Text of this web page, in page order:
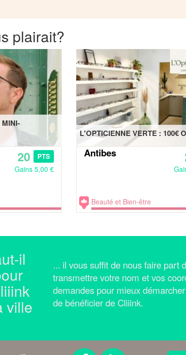
plairait?
20 PTS
Gains 5,00 €
L'OPTICIENNE VERTE : 100€
Antibes
Beauté et Bien-être
il
ville
... il vous suffit de nous faire part
transmettre votre nom et vos
demandes pour mieux
de bénéficier de Cliiink.